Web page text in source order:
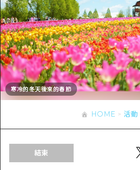
推薦
藝術
活動·廟會
美食·酒水
騎自行車
夜晚生活
世界遺產
列表
Dive! Hiroshima
廣島隨意旅行
廣島市內
安芸
答對了
美北
景點
列表
廣島市內
安芸
答對了
活動
即時訊息
有用的信息
存取
輔助流量摘要
HOME
HOME 活動
結束
寒冷的冬天後來的春節